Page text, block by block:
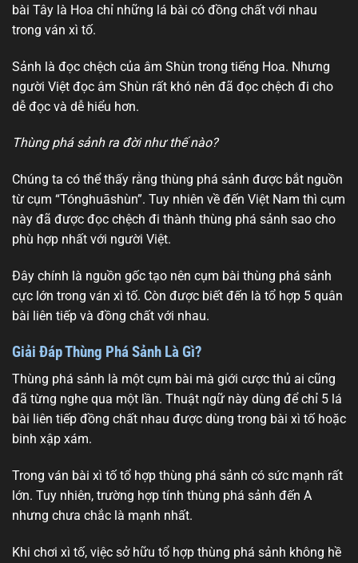
bài Tây là Hoa chỉ những lá bài có đồng chất với nhau
trong ván xì tố.
Sảnh là đọc chệch của âm Shùn trong tiếng Hoa. Nhưng
người Việt đọc âm Shùn rất khó nên đã đọc chệch đi cho
dễ đọc và dễ hiểu hơn.
Thùng phá sảnh ra đời như thế nào?
Chúng ta có thể thấy rằng thùng phá sảnh được bắt nguồn
từ cụm “Tónghuāshùn”. Tuy nhiên về đến Việt Nam thì cụm
này đã được đọc chệch đi thành thùng phá sảnh sao cho
phù hợp nhất với người Việt.
Đây chính là nguồn gốc tạo nên cụm bài thùng phá sảnh
cực lớn trong ván xì tố. Còn được biết đến là tổ hợp 5 quân
bài liên tiếp và đồng chất với nhau.
Giải Đáp Thùng Phá Sảnh Là Gì?
Thùng phá sảnh là một cụm bài mà giới cược thủ ai cũng
đã từng nghe qua một lần. Thuật ngữ này dùng để chỉ 5 lá
bài liên tiếp đồng chất nhau được dùng trong bài xì tố hoặc
binh xập xám.
Trong ván bài xì tố tổ hợp thùng phá sảnh có sức mạnh rất
lớn. Tuy nhiên, trường hợp tính thùng phá sảnh đến A
nhưng chưa chắc là mạnh nhất.
Khi chơi xì tố, việc sở hữu tổ hợp thùng phá sảnh không hề